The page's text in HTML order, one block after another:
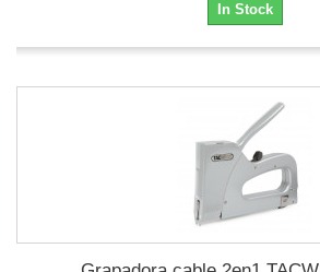
In Stock